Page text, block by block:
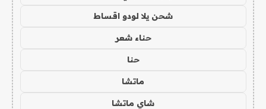
شحن يلا لودو اقساط
حناء شعر
حنا
ماتشا
شاي ماتشا